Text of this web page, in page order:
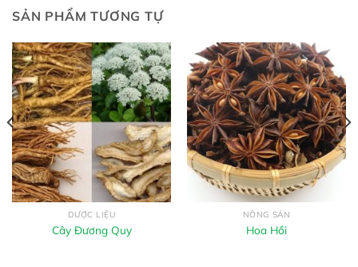
SẢN PHẨM TƯƠNG TỰ
DƯỢC LIỆU
Cây Đương Quy
NÔNG SẢN
Hoa Hồi